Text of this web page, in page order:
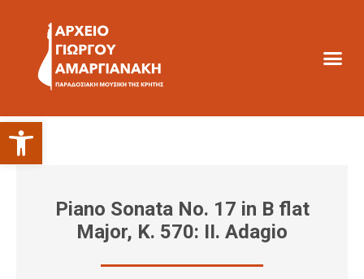
Ανοίξτε τη γραμμή εργαλείων
Piano Sonata No. 17 in B flat
Major, K. 570: II. Adagio